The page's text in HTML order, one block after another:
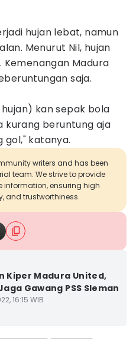
hujan lebat, namun
Menurut Nil, hujan
Madura
saja.
kan sepak bola
kurang beruntung aja
gol," katanya.
writers and has been
team. We strive to provide
ensuring high
and trustworthiness.
Kiper Madura United,
Gawang PSS Sleman
16:15 WIB